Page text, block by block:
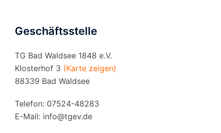
Geschäftsstelle
TG Bad Waldsee 1848 e.V.
Klosterhof 3 (Karte zeigen)
88339 Bad Waldsee
Telefon: 07524-48283
E-Mail: info@tgev.de